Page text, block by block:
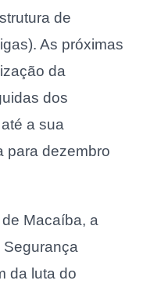
de
As próximas
da
dos
a sua
para dezembro
Macaíba, a
da luta do